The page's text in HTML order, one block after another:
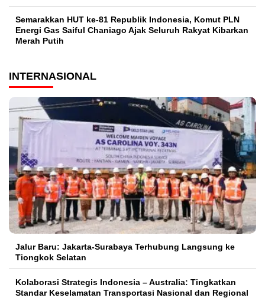
Semarakkan HUT ke-81 Republik Indonesia, Komut PLN
Energi Gas Saiful Chaniago Ajak Seluruh Rakyat Kibarkan
Merah Putih
INTERNASIONAL
Jalur Baru: Jakarta-Surabaya Terhubung Langsung ke
Tiongkok Selatan
Kolaborasi Strategis Indonesia – Australia: Tingkatkan
Standar Keselamatan Transportasi Nasional dan Regional